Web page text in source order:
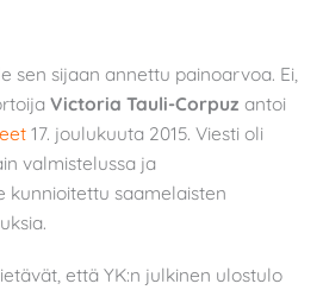
sen sijaan annettu painoarvoa. Ei,
Victoria Tauli-Corpuz antoi
17. joulukuuta 2015. Viesti oli
valmistelussa ja
kunnioitettu saamelaisten
että YK:n julkinen ulostulo